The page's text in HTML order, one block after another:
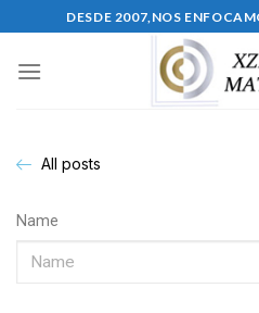
DESDE 2007,NOS
All posts
Name